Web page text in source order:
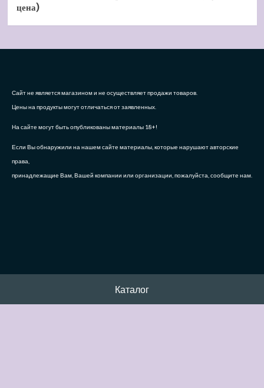
цена)
Сайт не является магазином и не осуществляет продажи товаров.
Цены на продукты могут отличаться от заявленных.
На сайте могут быть опубликованы материалы 18+!
Если Вы обнаружили на нашем сайте материалы, которые нарушают авторские
права,
принадлежащие Вам, Вашей компании или организации, пожалуйста, сообщите нам.
Каталог